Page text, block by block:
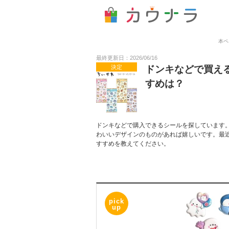
本
最終更新日：2026/06/16
決定
ドンキなどで買
すめは？
ドンキなどで購入できるシールを探していま
わいいデザインのものがあれば嬉しいです。
すすめを教えてください。
pick
up